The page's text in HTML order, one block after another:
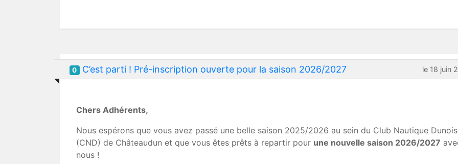
0 C’est parti ! Pré-inscription ouverte pour la saison 2026/2027 le 18 juin
Chers Adhérents,
Nous espérons que vous avez passé une belle saison 2025/2026 au sein du Club Nautique Dunois
(CND) de Châteaudun et que vous êtes prêts à repartir pour une nouvelle saison 2026/2027
nous !